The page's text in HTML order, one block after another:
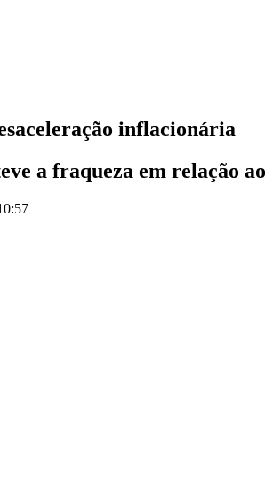
inflacionária
a fraqueza em relação